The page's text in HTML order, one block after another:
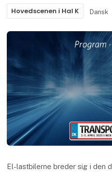
Hovedscenen i Hal K Dansk
El-lastbilerne breder sig i den